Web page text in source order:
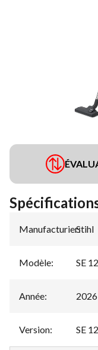
Manufacturier:
Stihl
Modèle: SE
Année: 2026
Version: SE